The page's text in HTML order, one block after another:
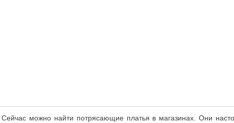
. Сейчас можно найти потрясающие платья в магазинах. Они